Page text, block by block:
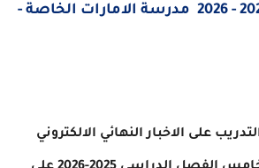
الدراسى الثالث 2025 - 2026 مدرسة الامارات الخاصة -
الاخبار النهائي الالكتروني